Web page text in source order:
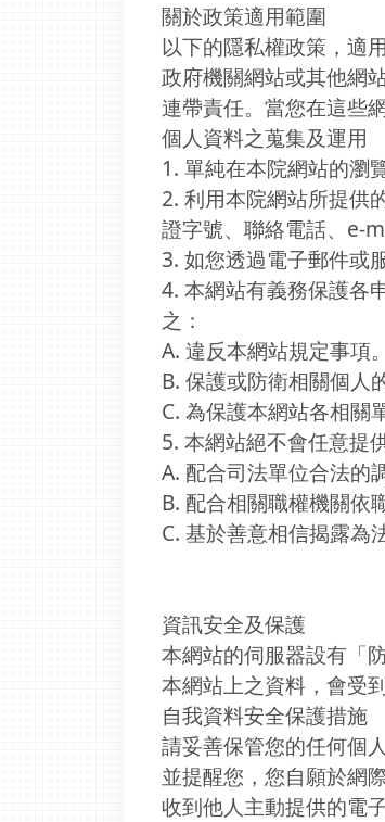
關於政策適用範圍
以下的隱私權政策，適
政府機關網站或其他網
連帶責任。當您在這些
個人資料之蒐集及運用
1. 單純在本院網站的瀏
2. 利用本院網站所提供
證字號、聯絡電話、e-
3. 如您透過電子郵件或
4. 本網站有義務保護各
之：
A. 違反本網站規定事項。
B. 保護或防衛相關個人
C. 為保護本網站各相關
5. 本網站絕不會任意提
A. 配合司法單位合法的
B. 配合相關職權機關依
C. 基於善意相信揭露為
資訊安全及保護
本網站的伺服器設有「
本網站上之資料，會受
自我資料安全保護措施
請妥善保管您的任何個
並提醒您，您自願於網
收到他人主動提供的電子